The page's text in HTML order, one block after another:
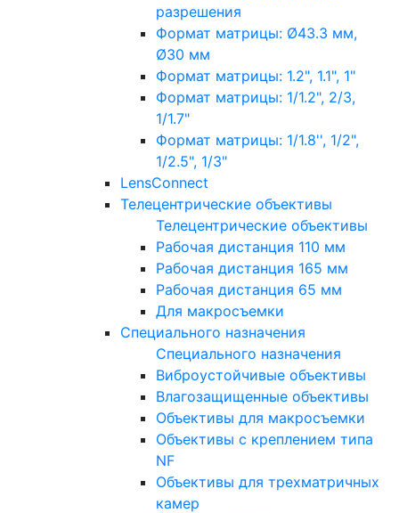
разрешения
Формат матрицы: Ø43.3 мм,
Ø30 мм
Формат матрицы: 1.2", 1.1", 1"
Формат матрицы: 1/1.2", 2/3,
1/1.7"
Формат матрицы: 1/1.8'', 1/2",
1/2.5", 1/3"
LensConnect
Телецентрические объективы
Телецентрические объективы
Рабочая дистанция 110 мм
Рабочая дистанция 165 мм
Рабочая дистанция 65 мм
Для макросъемки
Специального назначения
Специального назначения
Виброустойчивые объективы
Влагозащищенные объективы
Объективы для макросъемки
Объективы с креплением типа
NF
Объективы для трехматричных
камер